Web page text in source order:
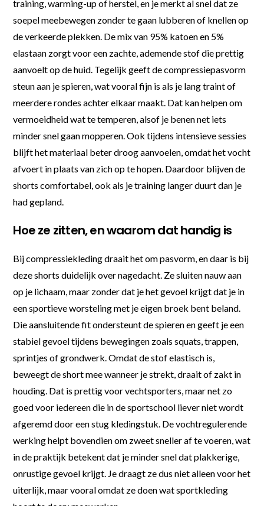
training, warming-up of herstel, en je merkt al snel dat ze
soepel meebewegen zonder te gaan lubberen of knellen op
de verkeerde plekken. De mix van 95% katoen en 5%
elastaan zorgt voor een zachte, ademende stof die prettig
aanvoelt op de huid. Tegelijk geeft de compressiepasvorm
steun aan je spieren, wat vooral fijn is als je lang traint of
meerdere rondes achter elkaar maakt. Dat kan helpen om
vermoeidheid wat te temperen, alsof je benen net iets
minder snel gaan mopperen. Ook tijdens intensieve sessies
blijft het materiaal beter droog aanvoelen, omdat het vocht
afvoert in plaats van zich op te hopen. Daardoor blijven de
shorts comfortabel, ook als je training langer duurt dan je
had gepland.
Hoe ze zitten, en waarom dat handig is
Bij compressiekleding draait het om pasvorm, en daar is bij
deze shorts duidelijk over nagedacht. Ze sluiten nauw aan
op je lichaam, maar zonder dat je het gevoel krijgt dat je in
een sportieve worsteling met je eigen broek bent beland.
Die aansluitende fit ondersteunt de spieren en geeft je een
stabiel gevoel tijdens bewegingen zoals squats, trappen,
sprintjes of grondwerk. Omdat de stof elastisch is,
beweegt de short mee wanneer je strekt, draait of zakt in
houding. Dat is prettig voor vechtsporters, maar net zo
goed voor iedereen die in de sportschool liever niet wordt
afgeremd door een stug kledingstuk. De vochtregulerende
werking helpt bovendien om zweet sneller af te voeren, wat
in de praktijk betekent dat je minder snel dat plakkerige,
onrustige gevoel krijgt. Je draagt ze dus niet alleen voor het
uiterlijk, maar vooral omdat ze doen wat sportkleding